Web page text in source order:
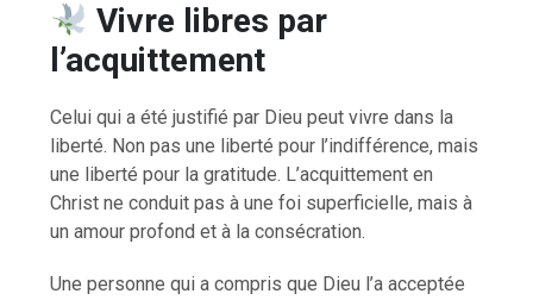
Vivre libres par
l’acquittement
Celui qui a été justifié par Dieu peut vivre dans la
liberté. Non pas une liberté pour l’indifférence, mais
une liberté pour la gratitude. L’acquittement en
Christ ne conduit pas à une foi superficielle, mais à
un amour profond et à la consécration.
Une personne qui a compris que Dieu l’a acceptée